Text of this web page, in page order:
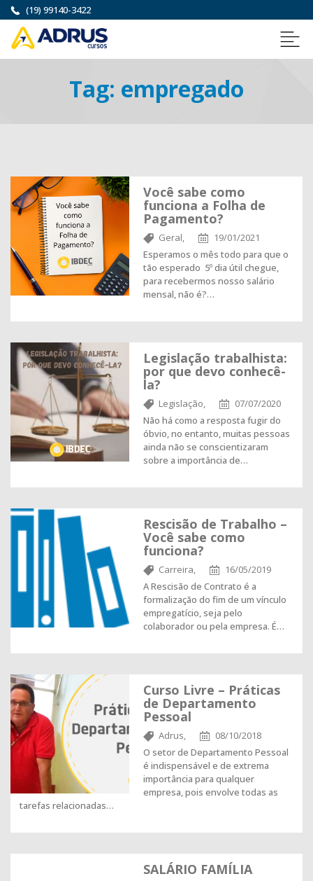
(19) 99140-3422
Tag: empregado
Você sabe como
funciona a Folha de
Pagamento?
Geral,
19/01/2021
Esperamos o mês todo para que o
tão esperado 5º dia útil chegue,
para recebermos nosso salário
mensal, não é?…
Legislação trabalhista:
por que devo conhecê-
la?
Legislação,
07/07/2020
Não há como a resposta fugir do
óbvio, no entanto, muitas pessoas
ainda não se conscientizaram
sobre a importância de…
Rescisão de Trabalho –
Você sabe como
funciona?
Carreira,
16/05/2019
A Rescisão de Contrato é a
formalização do fim de um vínculo
empregatício, seja pelo
colaborador ou pela empresa. É…
Curso Livre – Práticas
de Departamento
Pessoal
Adrus,
08/10/2018
O setor de Departamento Pessoal
é indispensável e de extrema
importância para qualquer
empresa, pois envolve todas as
tarefas relacionadas…
SALÁRIO FAMÍLIA